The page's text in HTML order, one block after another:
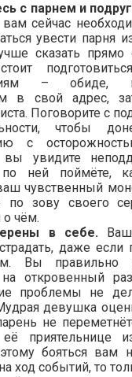
с парнем и
вам сейчас
увести парня
сказать прямо
– обиде,
в свой адрес,
Поговорите с
чтобы
с
вы увидите
ней поймёте,
чувственный
по зову своего
о чём.
в себе.
даже если
Вы правильно
откровенный
проблемы не
девушка
не
приятельнице
бояться вам
ход событий, то